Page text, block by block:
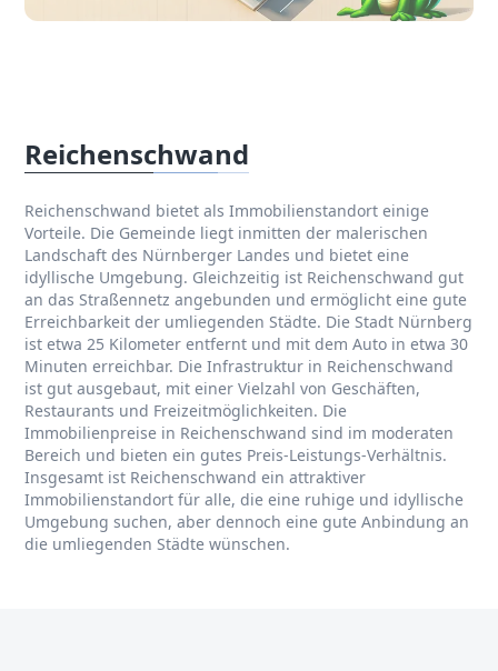
Reichenschwand
Reichenschwand bietet als Immobilienstandort einige
Vorteile. Die Gemeinde liegt inmitten der malerischen
Landschaft des Nürnberger Landes und bietet eine
idyllische Umgebung. Gleichzeitig ist Reichenschwand gut
an das Straßennetz angebunden und ermöglicht eine gute
Erreichbarkeit der umliegenden Städte. Die Stadt Nürnberg
ist etwa 25 Kilometer entfernt und mit dem Auto in etwa 30
Minuten erreichbar. Die Infrastruktur in Reichenschwand
ist gut ausgebaut, mit einer Vielzahl von Geschäften,
Restaurants und Freizeitmöglichkeiten. Die
Immobilienpreise in Reichenschwand sind im moderaten
Bereich und bieten ein gutes Preis-Leistungs-Verhältnis.
Insgesamt ist Reichenschwand ein attraktiver
Immobilienstandort für alle, die eine ruhige und idyllische
Umgebung suchen, aber dennoch eine gute Anbindung an
die umliegenden Städte wünschen.